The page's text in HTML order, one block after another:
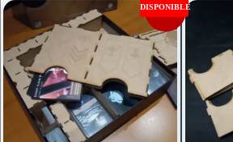
Oferta!
DISPONIBLE